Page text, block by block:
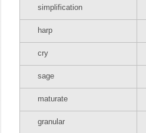
simplification
harp
cry
sage
maturate
granular